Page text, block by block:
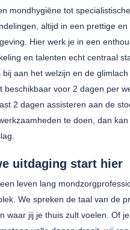
mondhygiëne tot
altijd in een prettige en
Hier werk je in een
en talenten echt centraal
aan het welzijn en de
beschikbaar voor 2 dagen per
2 dagen assisteren aan de
te doen, dan
uitdaging start hier
leven lang
We spreken de taal van de
waar jij je thuis zult voelen. Of